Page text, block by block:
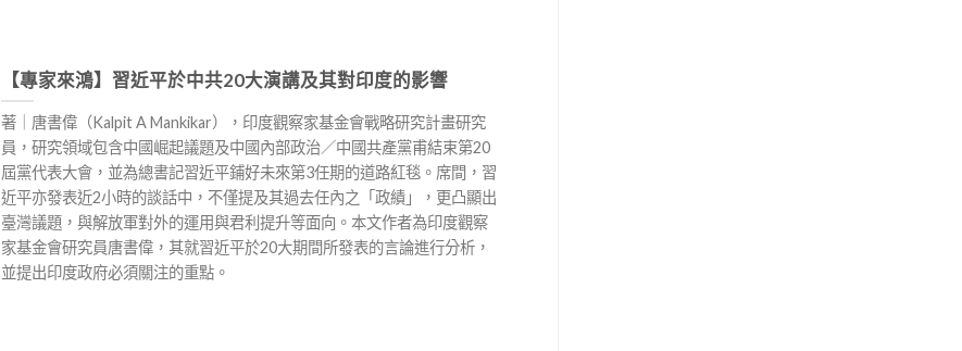
【專家來鴻】習近平於中共20大演講及其對印度的影響
著｜唐書偉（Kalpit A Mankikar），印度觀察家基金會戰略研究計畫研究
員，研究領域包含中國崛起議題及中國內部政治／中國共產黨甫結束第20
屆黨代表大會，並為總書記習近平鋪好未來第3任期的道路紅毯。席間，習
近平亦發表近2小時的談話中，不僅提及其過去任內之「政績」，更凸顯出
臺灣議題，與解放軍對外的運用與君利提升等面向。本文作者為印度觀察
家基金會研究員唐書偉，其就習近平於20大期間所發表的言論進行分析，
並提出印度政府必須關注的重點。